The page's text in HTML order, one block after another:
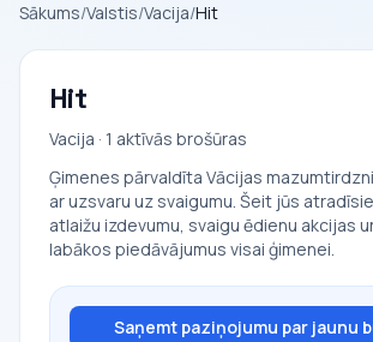
Sākums/Valstis/Vacija/Hit
Hit
Vacija · 1 aktīvās brošūras
Ģimenes pārvaldīta Vācijas
ar uzsvaru uz svaigumu. Šeit jūs
atlaižu izdevumu, svaigu ēdienu akcijas
labākos piedāvājumus visai ģimenei.
Saņemt paziņojumu par jaunu